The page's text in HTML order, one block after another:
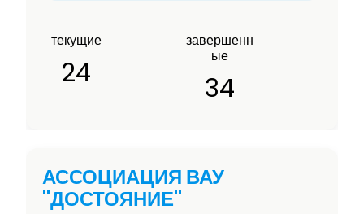
текущие
24
завершенн
ые
34
АССОЦИАЦИЯ ВАУ
"ДОСТОЯНИЕ"